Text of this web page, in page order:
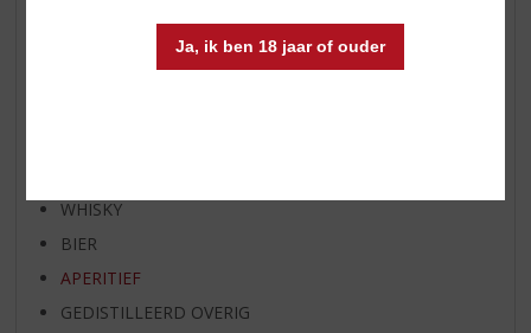
Ja, ik ben 18 jaar of ouder
EXCLUSIEF TOPSLIJTER
WHISKY
BIER
APERITIEF
GEDISTILLEERD OVERIG